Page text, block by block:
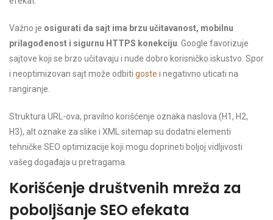
Važno je osigurati da sajt ima brzu učitavanost, mobilnu
prilagođenost i sigurnu HTTPS konekciju . Google favorizuje
sajtove koji se brzo učitavaju i nude dobro korisničko iskustvo. Spor
i neoptimizovan sajt može odbiti goste i negativno uticati na
rangiranje.
Struktura URL-ova, pravilno korišćenje oznaka naslova (H1, H2,
H3), alt oznake za slike i XML sitemap su dodatni elementi
tehničke SEO optimizacije koji mogu doprineti boljoj vidljivosti
vašeg događaja u pretragama.
Korišćenje društvenih mreža za
poboljšanje SEO efekata